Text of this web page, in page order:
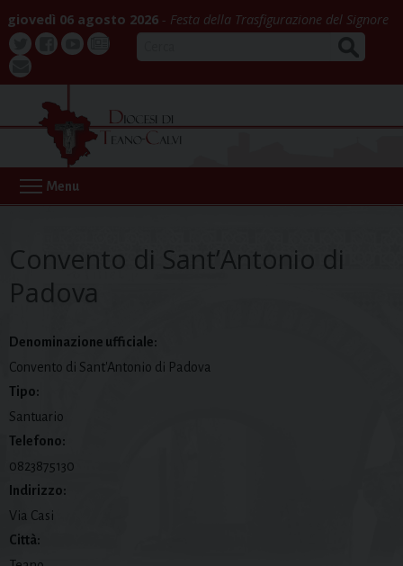
to
content
giovedì 06 agosto 2026 Festa della Trasfigurazione del Signore
Twitter
Buona
webmail
Menu
Convento di Sant’Antonio di
Padova
Denominazione ufficiale:
Convento di Sant'Antonio di Padova
Tipo:
Santuario
Telefono:
0823875130
Indirizzo:
Via Casi
Città: